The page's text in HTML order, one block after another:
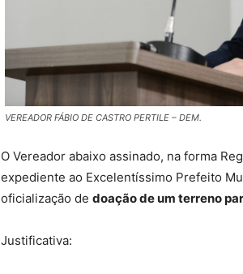
VEREADOR FÁBIO DE CASTRO PERTILE – DEM.
O Vereador abaixo assinado, na forma
expediente ao Excelentíssimo Prefeito
oficialização de doação de um terreno
Justificativa: